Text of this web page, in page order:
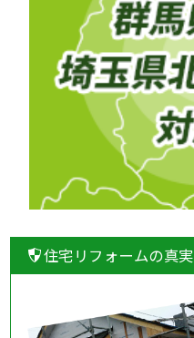
住宅リフォームの真実